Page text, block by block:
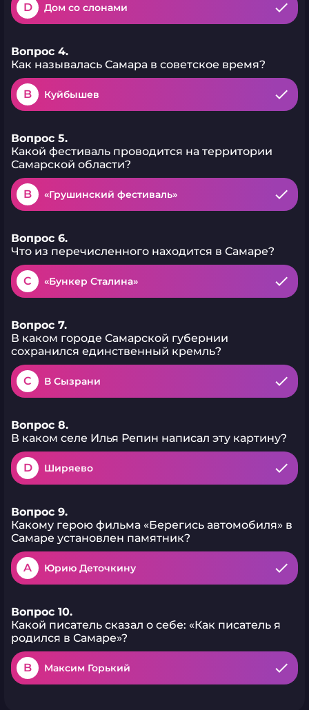
D Дом со слонами
Вопрос 4.
Как называлась Самара в советское время?
B Куйбышев
Вопрос 5.
Какой фестиваль проводится на территории
Самарской области?
B «Грушинский фестиваль»
Вопрос 6.
Что из перечисленного находится в Самаре?
C «Бункер Сталина»
Вопрос 7.
В каком городе Самарской губернии
сохранился единственный кремль?
C В Сызрани
Вопрос 8.
В каком селе Илья Репин написал эту картину?
D Ширяево
Вопрос 9.
Какому герою фильма «Берегись автомобиля» в
Самаре установлен памятник?
A Юрию Деточкину
Вопрос 10.
Какой писатель сказал о себе: «Как писатель я
родился в Самаре»?
B Максим Горький